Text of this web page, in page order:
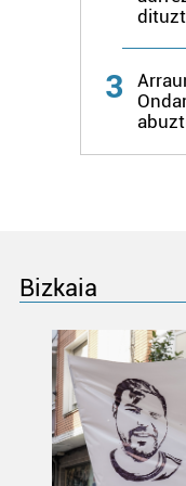
bazkideen
duten interes
fitxategiak
zerbitzuak
baliatzen gara.
erabiltzeko baimen
irakurri
3
Bizkaia